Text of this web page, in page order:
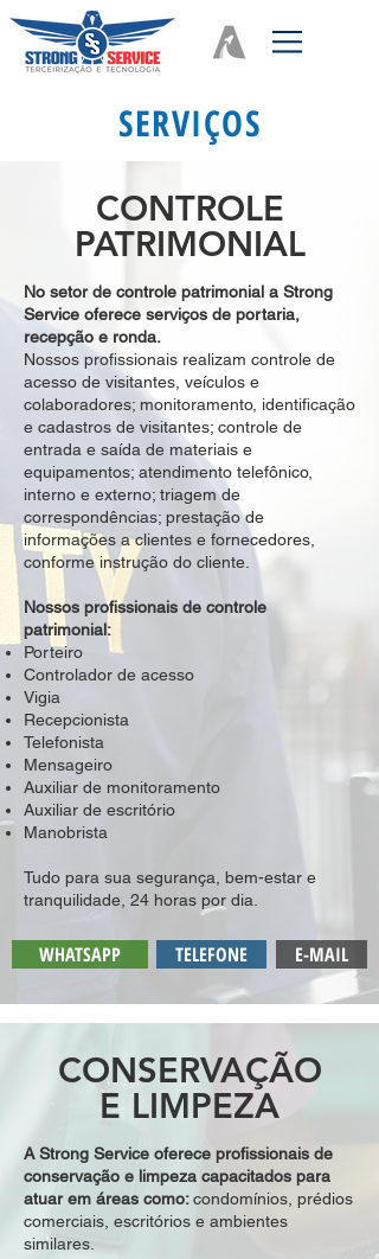
SERVIÇOS
CONTROLE
PATRIMONIAL
No setor de controle patrimonial a Strong
Service oferece serviços de portaria,
recepção e ronda.
Nossos profissionais realizam controle de
acesso de visitantes, veículos e
colaboradores; monitoramento, identificação
e cadastros de visitantes; controle de
entrada e saída de materiais e
equipamentos; atendimento telefônico,
interno e externo; triagem de
correspondências; prestação de
informações a clientes e fornecedores,
conforme instrução do cliente.
Nossos profissionais de controle
patrimonial:
Porteiro
Controlador de acesso
Vigia
Recepcionista
Telefonista
Mensageiro
Auxiliar de monitoramento
Auxiliar de escritório
Manobrista
Tudo para sua segurança, bem-estar e
tranquilidade, 24 horas por dia.
WHATSAPP TELEFONE E-MAIL
CONSERVAÇÃO
E LIMPEZA
A Strong Service oferece profissionais de
conservação e limpeza capacitados para
atuar em áreas como:condomínios, prédios
comerciais, escritórios e ambientes
similares.